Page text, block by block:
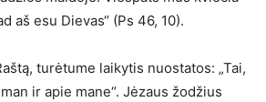
aš esu Dievas“ (Ps 46, 10).
turėtume laikytis nuostatos: „Tai,
ir apie mane“. Jėzaus žodžius